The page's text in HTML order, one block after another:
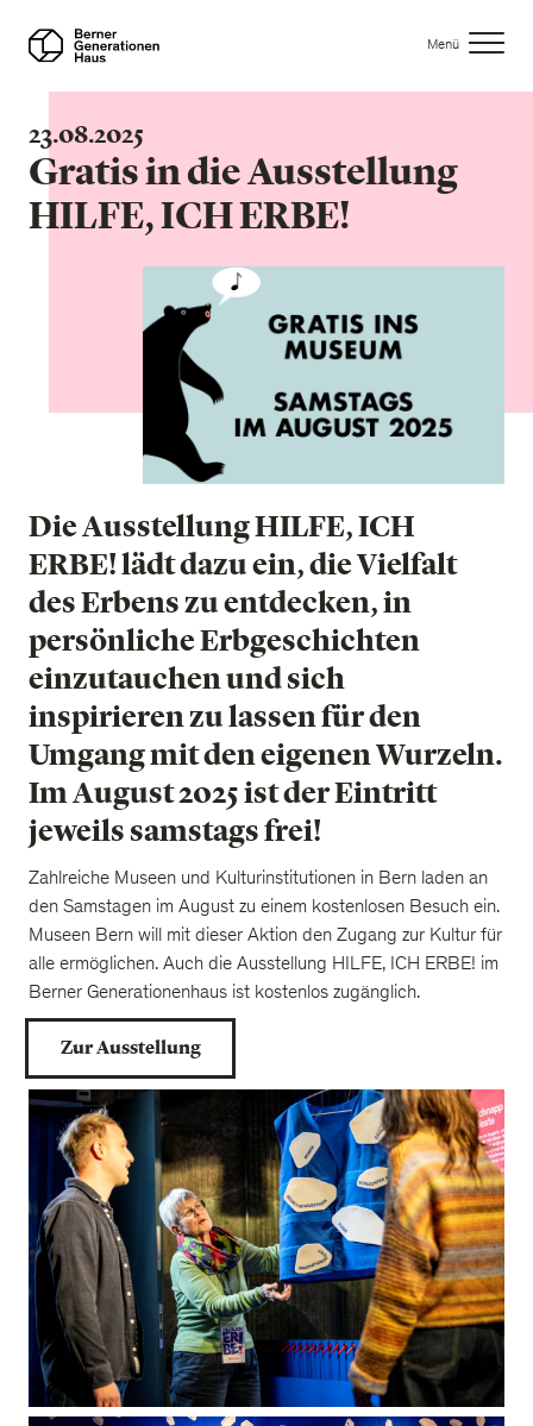
zum
Menü
23.08.2025
Gratis in die Ausstellung
HILFE, ICH ERBE!
Die Ausstellung HILFE, ICH
ERBE! lädt dazu ein, die Vielfalt
des Erbens zu entdecken, in
persönliche Erbgeschichten
einzutauchen und sich
inspirieren zu lassen für den
Umgang mit den eigenen Wurzeln.
Im August 2025 ist der Eintritt
jeweils samstags frei!
Zahlreiche Museen und Kulturinstitutionen in Bern laden an
den Samstagen im August zu einem kostenlosen Besuch ein.
Museen Bern will mit dieser Aktion den Zugang zur Kultur für
alle ermöglichen. Auch die Ausstellung HILFE, ICH ERBE! im
Berner Generationenhaus ist kostenlos zugänglich.
Zur Ausstellung